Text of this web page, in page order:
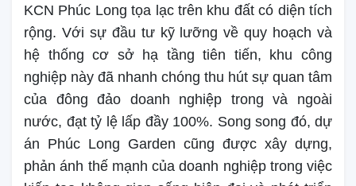
KCN Phúc Long tọa lạc trên khu đất có diện tích
rộng. Với sự đầu tư kỹ lưỡng về quy hoạch và
hệ thống cơ sở hạ tầng tiên tiến, khu công
nghiệp này đã nhanh chóng thu hút sự quan tâm
của đông đảo doanh nghiệp trong và ngoài
nước, đạt tỷ lệ lấp đầy 100%. Song song đó, dự
án Phúc Long Garden cũng được xây dựng,
phản ánh thế mạnh của doanh nghiệp trong việc